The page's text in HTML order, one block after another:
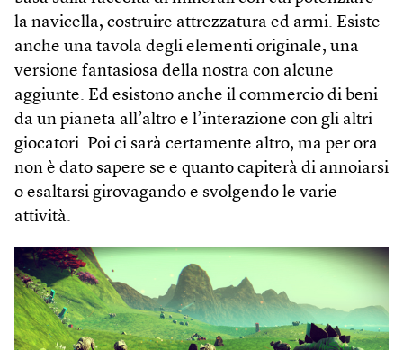
la navicella, costruire attrezzatura ed armi. Esiste
anche una tavola degli elementi originale, una
versione fantasiosa della nostra con alcune
aggiunte. Ed esistono anche il commercio di beni
da un pianeta all’altro e l’interazione con gli altri
giocatori. Poi ci sarà certamente altro, ma per ora
non è dato sapere se e quanto capiterà di annoiarsi
o esaltarsi girovagando e svolgendo le varie
attività.